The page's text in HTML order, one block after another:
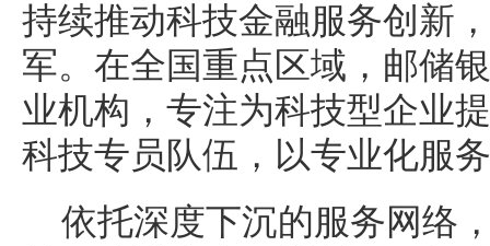
持续推动科技金融服务创新
军。在全国重点区域，邮储
业机构，专注为科技型企业
科技专员队伍，以专业化服
依托深度下沉的服务网络